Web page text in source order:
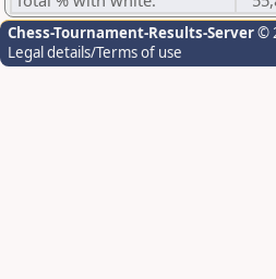
Chess-Tournament-Results-Server©
Legal details/Terms of use